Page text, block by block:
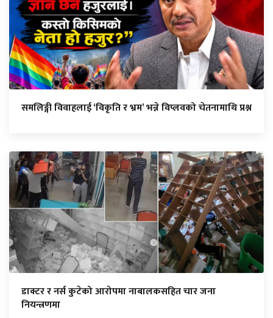
समलिङ्गी विवाहलाई ‘विकृति र भ्रम’ भन्ने विप्लवको चेतनामाथि प्रश्न
डाक्टर र नर्स कुटेको आरोपमा नाबालकसहित चार जना
नियन्त्रणमा